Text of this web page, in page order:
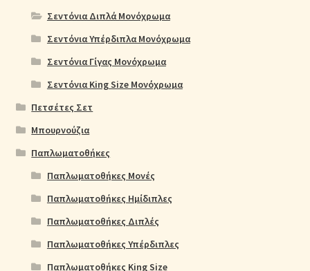
Σεντόνια Διπλά Μονόχρωμα
Σεντόνια Υπέρδιπλα Μονόχρωμα
Σεντόνια Γίγας Μονόχρωμα
Σεντόνια King Size Μονόχρωμα
Πετσέτες Σετ
Μπουρνούζια
Παπλωματοθήκες
Παπλωματοθήκες Μονές
Παπλωματοθήκες Ημίδιπλες
Παπλωματοθήκες Διπλές
Παπλωματοθήκες Υπέρδιπλες
Παπλωματοθήκες King Size